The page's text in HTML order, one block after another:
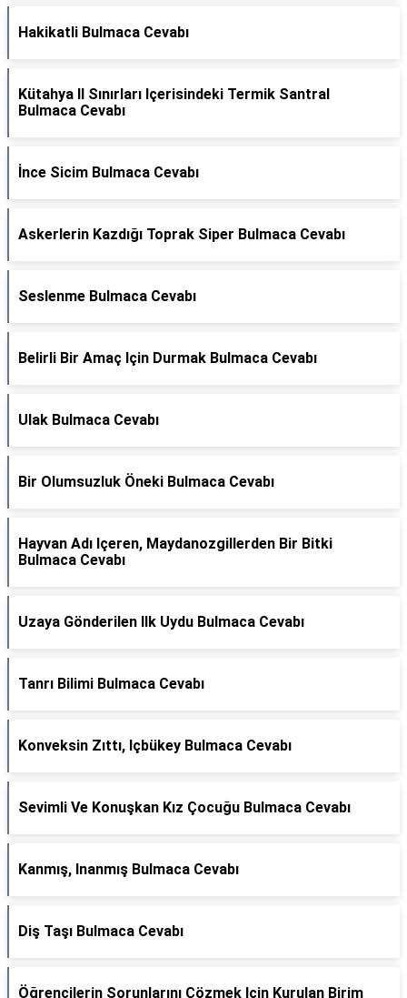
Hakikatli Bulmaca Cevabı
Kütahya Il Sınırları Içerisindeki Termik Santral
Bulmaca Cevabı
İnce Sicim Bulmaca Cevabı
Askerlerin Kazdığı Toprak Siper Bulmaca Cevabı
Seslenme Bulmaca Cevabı
Belirli Bir Amaç Için Durmak Bulmaca Cevabı
Ulak Bulmaca Cevabı
Bir Olumsuzluk Öneki Bulmaca Cevabı
Hayvan Adı Içeren, Maydanozgillerden Bir Bitki
Bulmaca Cevabı
Uzaya Gönderilen Ilk Uydu Bulmaca Cevabı
Tanrı Bilimi Bulmaca Cevabı
Konveksin Zıttı, Içbükey Bulmaca Cevabı
Sevimli Ve Konuşkan Kız Çocuğu Bulmaca Cevabı
Kanmış, Inanmış Bulmaca Cevabı
Diş Taşı Bulmaca Cevabı
Öğrencilerin Sorunlarını Çözmek Için Kurulan Birim